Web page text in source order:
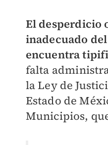
El desperdicio
inadecuado del
encuentra
falta
la Ley de
Estado de
Municipios,